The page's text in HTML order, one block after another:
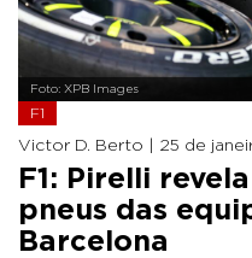
Foto: XPB Images
F1
Victor D. Berto | 25 de
F1: Pirelli
pneus das
Barcelona